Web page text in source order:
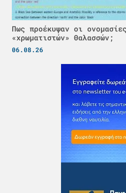
Πως προέκυψαν οι
«χρωματιστών» Θαλασσών;
06.08.26